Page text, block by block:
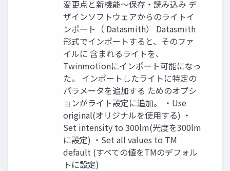
変更点と新機能～保存・読み込み デ
ザインソフトウェアからのライトイ
ンポート（ Datasmith） Datasmith
形式でインポートすると、そのファ
イルに 含まれるライトを、
Twinmotionにインポート可能になっ
た。 インポートしたライトに特定の
パラメータを追加する ためのオプシ
ョンがライト設定に追加。 ・Use
original(オリジナルを使用する) ・
Set intensity to 300lm(光度を300lm
に設定) ・Set all values to TM
default (すべての値をTMのデフォル
トに設定)